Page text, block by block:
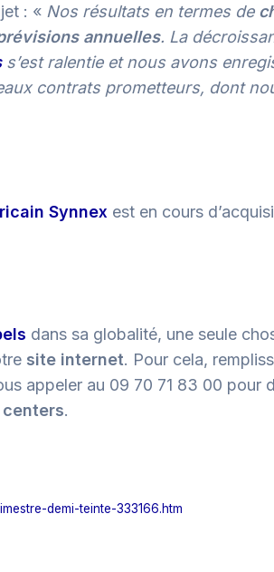
: « Nos résultats en termes de
annuelles. La
s’est ralentie et nous avons
contrats prometteurs, dont
Synnex est en cours
dans sa globalité, une seule
site internet. Pour cela,
appeler au 09 70 71 83 00 pour
.
demi-teinte-333166.htm